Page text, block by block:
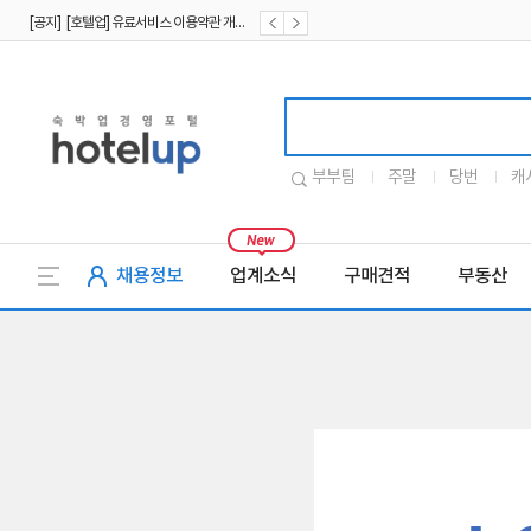
[공지] [호텔업] 유료서비스 이용약관 개정본2 (19.09.02)
부부팀 주말 당번 캐
채용정보 업계소식 구매견적 부동산